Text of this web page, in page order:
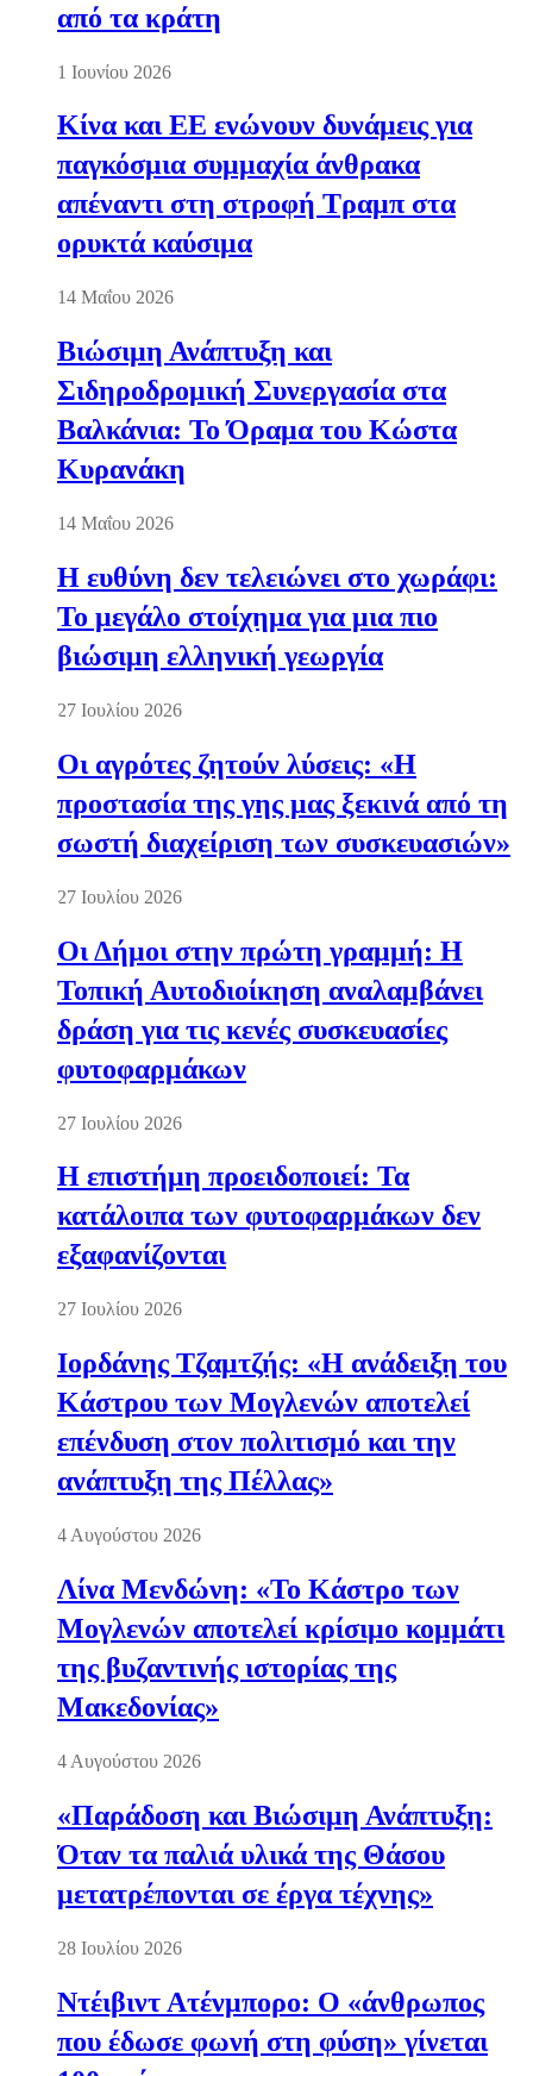
από τα κράτη
1 Ιουνίου 2026
Κίνα και ΕΕ ενώνουν δυνάμεις για
παγκόσμια συμμαχία άνθρακα
απέναντι στη στροφή Τραμπ στα
ορυκτά καύσιμα
14 Μαΐου 2026
Βιώσιμη Ανάπτυξη και
Σιδηροδρομική Συνεργασία στα
Βαλκάνια: Το Όραμα του Κώστα
Κυρανάκη
14 Μαΐου 2026
Η ευθύνη δεν τελειώνει στο χωράφι:
Το μεγάλο στοίχημα για μια πιο
βιώσιμη ελληνική γεωργία
27 Ιουλίου 2026
Οι αγρότες ζητούν λύσεις: «Η
προστασία της γης μας ξεκινά από τη
σωστή διαχείριση των συσκευασιών»
27 Ιουλίου 2026
Οι Δήμοι στην πρώτη γραμμή: Η
Τοπική Αυτοδιοίκηση αναλαμβάνει
δράση για τις κενές συσκευασίες
φυτοφαρμάκων
27 Ιουλίου 2026
Η επιστήμη προειδοποιεί: Τα
κατάλοιπα των φυτοφαρμάκων δεν
εξαφανίζονται
27 Ιουλίου 2026
Ιορδάνης Τζαμτζής: «Η ανάδειξη του
Κάστρου των Μογλενών αποτελεί
επένδυση στον πολιτισμό και την
ανάπτυξη της Πέλλας»
4 Αυγούστου 2026
Λίνα Μενδώνη: «Το Κάστρο των
Μογλενών αποτελεί κρίσιμο κομμάτι
της βυζαντινής ιστορίας της
Μακεδονίας»
4 Αυγούστου 2026
«Παράδοση και Βιώσιμη Ανάπτυξη:
Όταν τα παλιά υλικά της Θάσου
μετατρέπονται σε έργα τέχνης»
28 Ιουλίου 2026
Ντέιβιντ Ατένμπορο: Ο «άνθρωπος
που έδωσε φωνή στη φύση» γίνεται